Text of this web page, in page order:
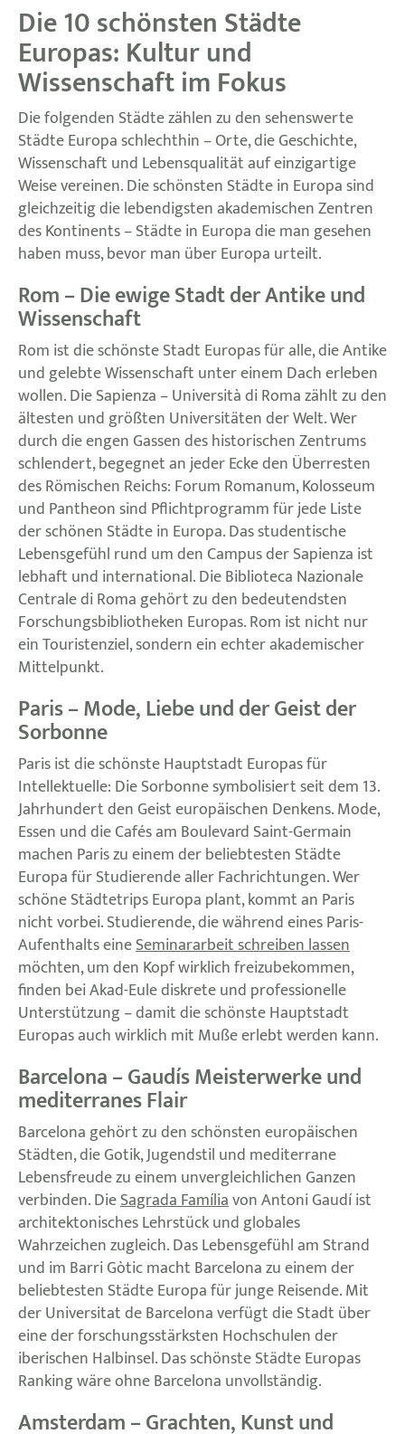
Die 10 schönsten Städte
Europas: Kultur und
Wissenschaft im Fokus
Die folgenden Städte zählen zu den sehenswerte
Städte Europa schlechthin – Orte, die Geschichte,
Wissenschaft und Lebensqualität auf einzigartige
Weise vereinen. Die schönsten Städte in Europa sind
gleichzeitig die lebendigsten akademischen Zentren
des Kontinents – Städte in Europa die man gesehen
haben muss, bevor man über Europa urteilt.
Rom – Die ewige Stadt der Antike und
Wissenschaft
Rom ist die schönste Stadt Europas für alle, die Antike
und gelebte Wissenschaft unter einem Dach erleben
wollen. Die Sapienza – Università di Roma zählt zu den
ältesten und größten Universitäten der Welt. Wer
durch die engen Gassen des historischen Zentrums
schlendert, begegnet an jeder Ecke den Überresten
des Römischen Reichs: Forum Romanum, Kolosseum
und Pantheon sind Pflichtprogramm für jede Liste
der schönen Städte in Europa. Das studentische
Lebensgefühl rund um den Campus der Sapienza ist
lebhaft und international. Die Biblioteca Nazionale
Centrale di Roma gehört zu den bedeutendsten
Forschungsbibliotheken Europas. Rom ist nicht nur
ein Touristenziel, sondern ein echter akademischer
Mittelpunkt.
Paris – Mode, Liebe und der Geist der
Sorbonne
Paris ist die schönste Hauptstadt Europas für
Intellektuelle: Die Sorbonne symbolisiert seit dem 13.
Jahrhundert den Geist europäischen Denkens. Mode,
Essen und die Cafés am Boulevard Saint-Germain
machen Paris zu einem der beliebtesten Städte
Europa für Studierende aller Fachrichtungen. Wer
schöne Städtetrips Europa plant, kommt an Paris
nicht vorbei. Studierende, die während eines Paris-
Aufenthalts eineSeminararbeit schreiben lassen
möchten, um den Kopf wirklich freizubekommen,
finden bei Akad-Eule diskrete und professionelle
Unterstützung – damit die schönste Hauptstadt
Europas auch wirklich mit Muße erlebt werden kann.
Barcelona – Gaudís Meisterwerke und
mediterranes Flair
Barcelona gehört zu den schönsten europäischen
Städten, die Gotik, Jugendstil und mediterrane
Lebensfreude zu einem unvergleichlichen Ganzen
verbinden. DieSagrada Famíliavon Antoni Gaudí ist
architektonisches Lehrstück und globales
Wahrzeichen zugleich. Das Lebensgefühl am Strand
und im Barri Gòtic macht Barcelona zu einem der
beliebtesten Städte Europa für junge Reisende. Mit
der Universitat de Barcelona verfügt die Stadt über
eine der forschungsstärksten Hochschulen der
iberischen Halbinsel. Das schönste Städte Europas
Ranking wäre ohne Barcelona unvollständig.
Amsterdam – Grachten, Kunst und